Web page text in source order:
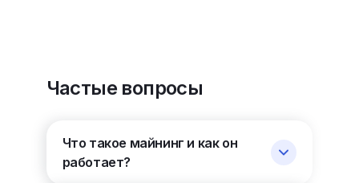
Частые вопросы
Что такое майнинг и как он
работает?